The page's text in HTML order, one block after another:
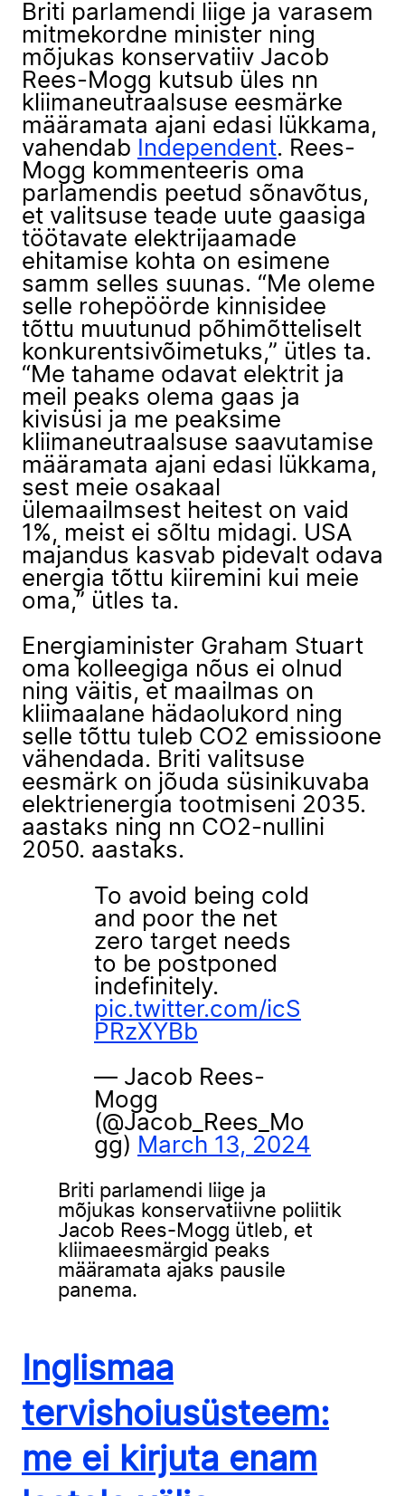
Briti parlamendi liige ja varasem
mitmekordne minister ning
mõjukas konservatiiv Jacob
Rees-Mogg kutsub üles nn
kliimaneutraalsuse eesmärke
määramata ajani edasi lükkama,
vahendab
Independent. Rees-
Mogg kommenteeris oma
parlamendis peetud sõnavõtus,
et valitsuse teade uute gaasiga
töötavate elektrijaamade
ehitamise kohta on esimene
samm selles suunas. “Me oleme
selle rohepöörde kinnisidee
tõttu muutunud põhimõtteliselt
konkurentsivõimetuks,” ütles ta.
“Me tahame odavat elektrit ja
meil peaks olema gaas ja
kivisüsi ja me peaksime
kliimaneutraalsuse saavutamise
määramata ajani edasi lükkama,
sest meie osakaal
ülemaailmsest heitest on vaid
1%, meist ei sõltu midagi. USA
majandus kasvab pidevalt odava
energia tõttu kiiremini kui meie
oma,” ütles ta.
Energiaminister Graham Stuart
oma kolleegiga nõus ei olnud
ning väitis, et maailmas on
kliimaalane hädaolukord ning
selle tõttu tuleb CO2 emissioone
vähendada. Briti valitsuse
eesmärk on jõuda süsinikuvaba
elektrienergia tootmiseni 2035.
aastaks ning nn CO2-nullini
2050. aastaks.
To avoid being cold
and poor the net
zero target needs
to be postponed
indefinitely.
pic.twitter.com/icS
PRzXYBb
— Jacob Rees-
Mogg
(@Jacob_Rees_Mo
gg) March 13, 2024
Briti parlamendi liige ja
mõjukas konservatiivne poliitik
Jacob Rees-Mogg ütleb, et
kliimaeesmärgid peaks
määramata ajaks pausile
panema.
Inglismaa
tervishoiusüsteem:
me ei kirjuta enam